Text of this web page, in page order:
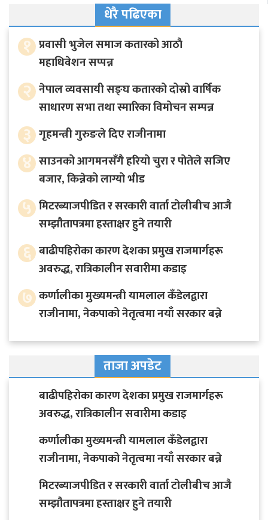
धेरै पढिएका
१ प्रवासी भुजेल समाज कतारको आठाै
महाधिवेशन सप्पन्न
२ नेपाल व्यवसायी सङ्घ कतारको दोस्रो वार्षिक
साधारण सभा तथा स्मारिका विमोचन सम्पन्न
३ गृहमन्त्री गुरुङले दिए राजीनामा
४ साउनको आगमनसँगै हरियो चुरा र पोतेले सजिए
बजार, किन्नेको लाग्यो भीड
५ मिटरब्याजपीडित र सरकारी वार्ता टोलीबीच आजै
सम्झौतापत्रमा हस्ताक्षर हुने तयारी
६ बाढीपहिरोका कारण देशका प्रमुख राजमार्गहरू
अवरुद्ध, रात्रिकालीन सवारीमा कडाइ
७ कर्णालीका मुख्यमन्त्री यामलाल कँडेलद्वारा
राजीनामा, नेकपाको नेतृत्वमा नयाँ सरकार बन्ने
ताजा अपडेट
बाढीपहिरोका कारण देशका प्रमुख राजमार्गहरू
अवरुद्ध, रात्रिकालीन सवारीमा कडाइ
कर्णालीका मुख्यमन्त्री यामलाल कँडेलद्वारा
राजीनामा, नेकपाको नेतृत्वमा नयाँ सरकार बन्ने
मिटरब्याजपीडित र सरकारी वार्ता टोलीबीच आजै
सम्झौतापत्रमा हस्ताक्षर हुने तयारी